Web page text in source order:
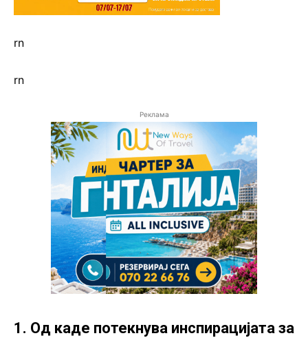
rn
rn
Реклама
1. Од каде потекнува инспирацијата за